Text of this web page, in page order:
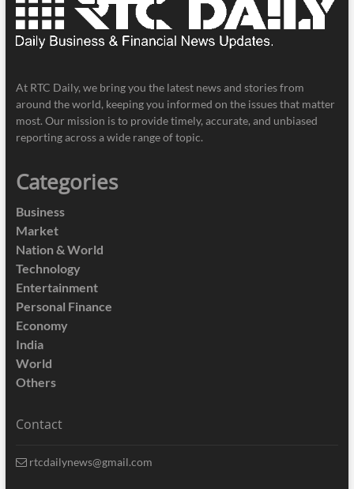
At RTC Daily, we bring you the latest news and stories from
around the world, keeping you informed on the issues that matter
most. Our mission is to provide timely, accurate, and unbiased
reporting across a wide range of topic.
Categories
Business
Market
Nation & World
Technology
Entertainment
Personal Finance
Economy
India
World
Others
Contact
rtcdailynews@gmail.com